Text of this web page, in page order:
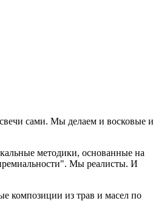
сами. Мы делаем и восковые и
методики, основанные на
Мы реалисты. И
композиции из трав и масел по